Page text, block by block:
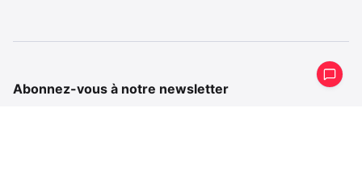
Abonnez-vous à notre newsletter